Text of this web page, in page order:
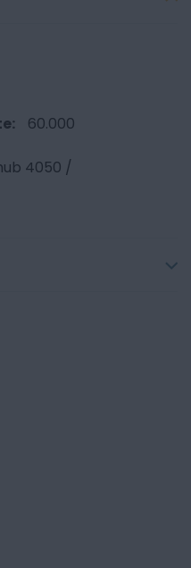
60.000
4050 /